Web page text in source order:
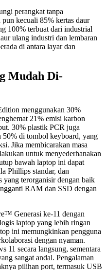
perangkat tanpa
kecuali 85% kertas daur
100% terbuat dari industrial
ulang industri dan lembaran
di antara layar dan
Mudah Di-
menggunakan 30%
21% emisi karbon
30% plastik PCR juga
50% di tombol keyboard, yang
Jika membicarakan masa
untuk menyederhanakan
bawah laptop ini dapat
Phillips standar, dan
yang terorganisir dengan baik
RAM dan SSD dengan
Generasi ke-11 dengan
laptop yang lebih ringan
ini memungkinkan pengguna
dengan nyaman.
11 secara langsung, sementara
sangat andal. Pengalaman
pilihan port, termasuk USB